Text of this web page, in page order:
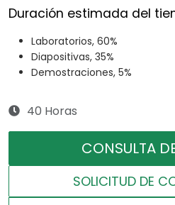
Duración estimada del
Laboratorios, 60%
Diapositivas, 35%
Demostraciones, 5%
40 Horas
CONSULTA
SOLICITUD DE